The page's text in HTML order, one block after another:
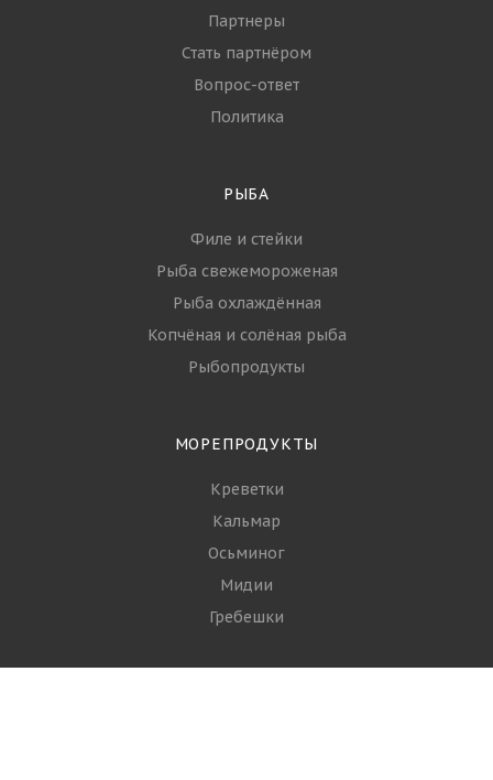
Партнеры
Стать партнёром
Вопрос-ответ
Политика
РЫБА
Филе и стейки
Рыба свежемороженая
Рыба охлаждённая
Копчёная и солёная рыба
Рыбопродукты
МОРЕПРОДУКТЫ
Креветки
Кальмар
Осьминог
Мидии
Гребешки